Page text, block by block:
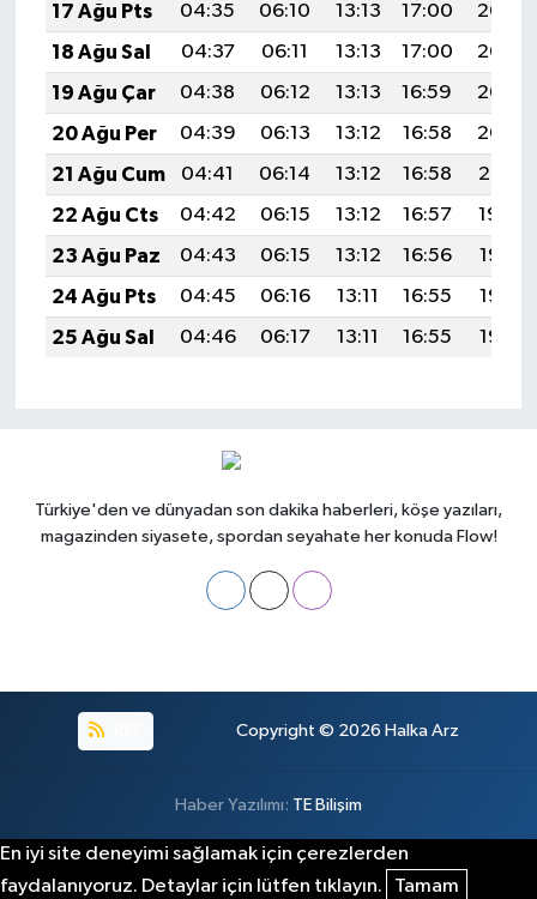
17 Ağu Pts
04:35 06:10 13:13 17:00
20:06
18 Ağu Sal
04:37 06:11 13:13 17:00
20:05
19 Ağu Çar
04:38 06:12 13:13 16:59
20:03
20 Ağu Per
04:39 06:13 13:12 16:58
20:02
21 Ağu Cum
04:41 06:14 13:12 16:58
20:01
22 Ağu Cts
04:42 06:15 13:12 16:57
19:59
23 Ağu Paz
04:43 06:15 13:12 16:56
19:58
24 Ağu Pts
04:45 06:16 13:11 16:55
19:56
25 Ağu Sal
04:46 06:17 13:11 16:55 19:55
Türkiye'den ve dünyadan son dakika haberleri, köşe yazıları,
magazinden siyasete, spordan seyahate her konuda Flow!
Copyright © 2026 Halka Arz
Haber Yazılımı: TE Bilişim
En iyi site deneyimi sağlamak için çerezlerden
faydalanıyoruz. Detaylar için lütfen tıklayın.
Tamam